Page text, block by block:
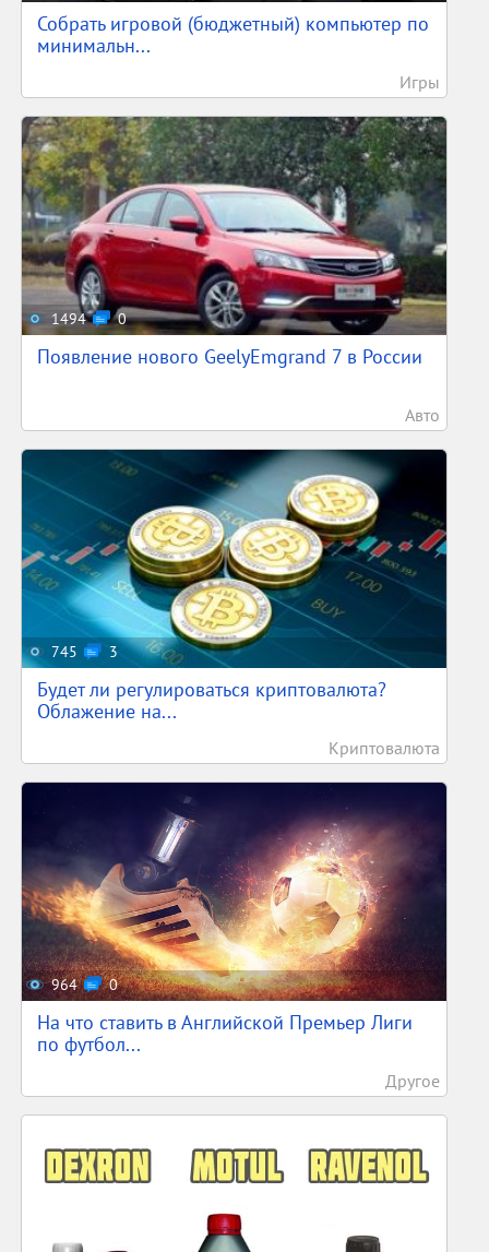
Собрать игровой (бюджетный) компьютер по
минимальн...
Игры
1494 0
Появление нового GeelyEmgrand 7 в России
Авто
745 3
Будет ли регулироваться криптовалюта?
Облажение на...
Криптовалюта
964 0
На что ставить в Английской Премьер Лиги
по футбол...
Другое